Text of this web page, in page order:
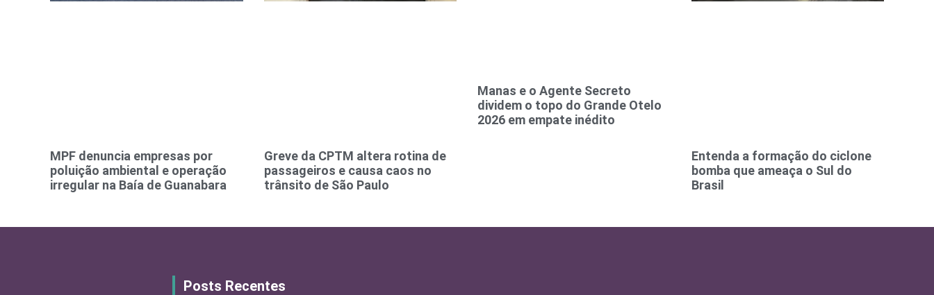
MPF denuncia empresas por
poluição ambiental e operação
irregular na Baía de Guanabara
Greve da CPTM altera rotina de
passageiros e causa caos no
trânsito de São Paulo
Manas e o Agente Secreto
dividem o topo do Grande Otelo
2026 em empate inédito
Entenda a formação do ciclone
bomba que ameaça o Sul do
Brasil
Posts Recentes